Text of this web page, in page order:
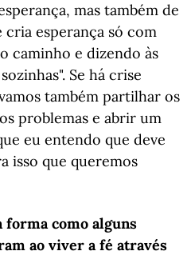
mas também de
cria esperança só com
caminho e dizendo às
Se há crise
também partilhar os
problemas e abrir um
eu entendo que deve
isso que queremos
forma como alguns
ao viver a fé através